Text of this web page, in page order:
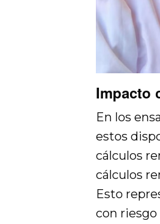
Impacto
En los
estos
cálculos
cálculos
Esto
con